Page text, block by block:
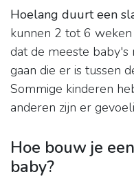
Hoelang duurt een
kunnen 2 tot 6 weken
dat de meeste baby's
gaan die er is tussen
Sommige kinderen
anderen zijn er
Hoe bouw je
baby?